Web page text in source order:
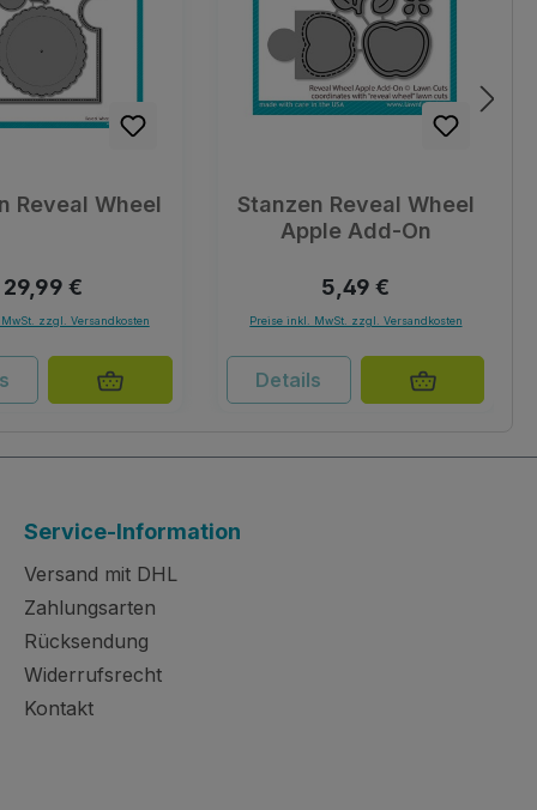
Reveal Wheel
Regulärer Preis:
29,99 €
zzgl. Versandkosten
Stanzen Reveal Wheel
Apple Add-On
Regulärer Preis:
5,49 €
Preise inkl. MwSt. zzgl. Versandkosten
Details
Service-Information
Versand mit DHL
Zahlungsarten
Rücksendung
Widerrufsrecht
Kontakt